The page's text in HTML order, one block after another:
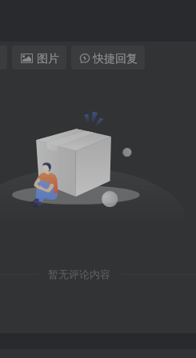
图片 快捷回复
暂无评论内容